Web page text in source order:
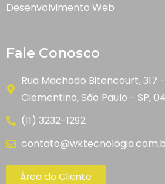
Desenvolvimento Web
Fale Conosco
Rua Machado Bitencourt, 317
Clementino, São Paulo - SP,
(11) 3232-1292
Área do Cliente